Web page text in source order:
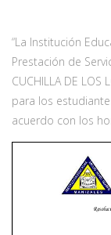
“La Institución
Prestación de
CUCHILLA DE LOS
para los
acuerdo con los